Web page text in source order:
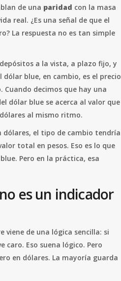
de una paridad con la masa
real. ¿Es una señal de que el
La respuesta no es tan simple
a la vista, a plazo fijo, y
blue, en cambio, es el precio
Cuando decimos que hay una
dólar blue se acerca al valor que
al mismo ritmo.
dólares, el tipo de cambio tendría
total en pesos. Eso es lo que
Pero en la práctica, esa
es un indicador
viene de una lógica sencilla: si
caro. Eso suena lógico. Pero
en dólares. La mayoría guarda